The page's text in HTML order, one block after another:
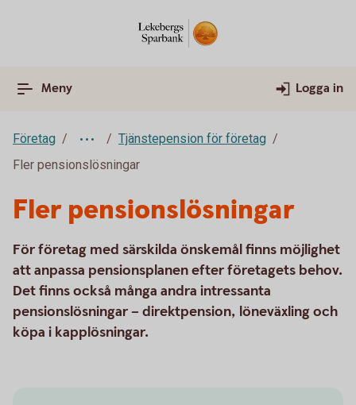
Meny Logga in
Företag
Tjänstepension för företag
Fler pensionslösningar
Fler pensionslösningar
För företag med särskilda önskemål finns möjlighet
att anpassa pensionsplanen efter företagets behov.
Det finns också många andra intressanta
pensionslösningar – direktpension, löneväxling och
köpa i kapplösningar.